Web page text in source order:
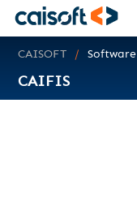
CAISOFT Software
CAIFIS